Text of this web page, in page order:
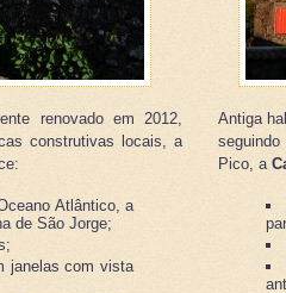
renovado em 2012,
construtivas locais, a
Atlântico, a
de São Jorge;
janelas com vista
Antiga
seguindo
Pico, a